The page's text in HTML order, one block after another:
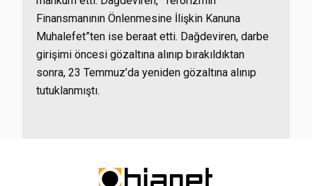
Finansmanının Önlenmesine İlişkin Kanuna
Muhalefet”ten ise beraat etti. Dağdeviren, darbe
girişimi öncesi gözaltına alınıp bırakıldıktan
sonra, 23 Temmuz’da yeniden gözaltına alınıp
tutuklanmıştı.